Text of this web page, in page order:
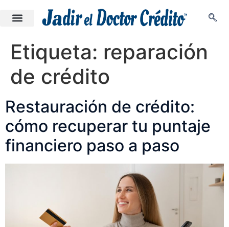
Etiqueta: reparación
de crédito
Restauración de crédito:
cómo recuperar tu puntaje
financiero paso a paso